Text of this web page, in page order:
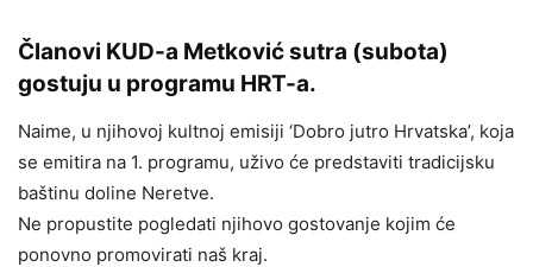
Članovi KUD-a Metković sutra (subota)
gostuju u programu HRT-a.
Naime, u njihovoj kultnoj emisiji ‘Dobro jutro Hrvatska’, koja
se emitira na 1. programu, uživo će predstaviti tradicijsku
baštinu doline Neretve.
Ne propustite pogledati njihovo gostovanje kojim će
ponovno promovirati naš kraj.